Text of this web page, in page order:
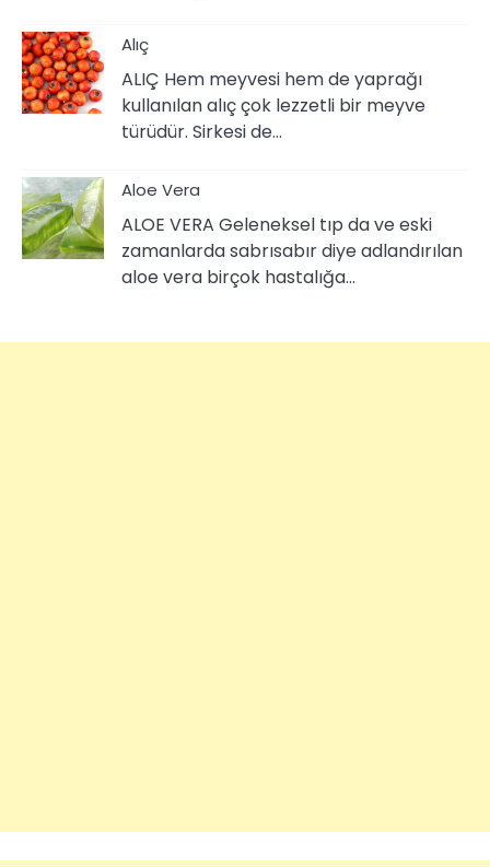
Alıç
ALIÇ Hem meyvesi hem de yaprağı
kullanılan alıç çok lezzetli bir meyve
türüdür. Sirkesi de…
Aloe Vera
ALOE VERA Geleneksel tıp da ve eski
zamanlarda sabrısabır diye adlandırılan
aloe vera birçok hastalığa…